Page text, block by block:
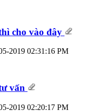
cho vào đây
2019 02:31:16 PM
vấn
2019 02:20:17 PM